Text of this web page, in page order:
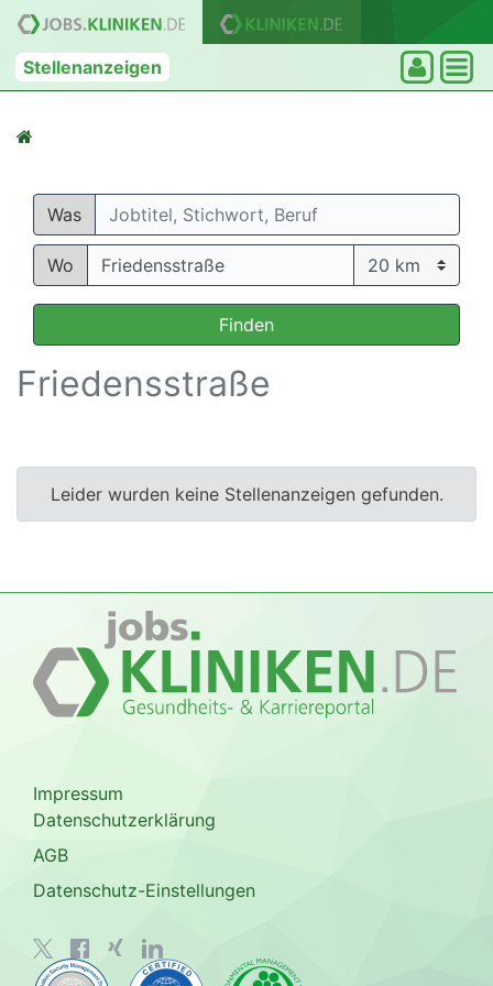
Stellenanzeigen
Was
Wo
Finden
Friedensstraße
Leider wurden keine Stellenanzeigen gefunden.
Impressum
Datenschutzerklärung
AGB
Datenschutz-Einstellungen